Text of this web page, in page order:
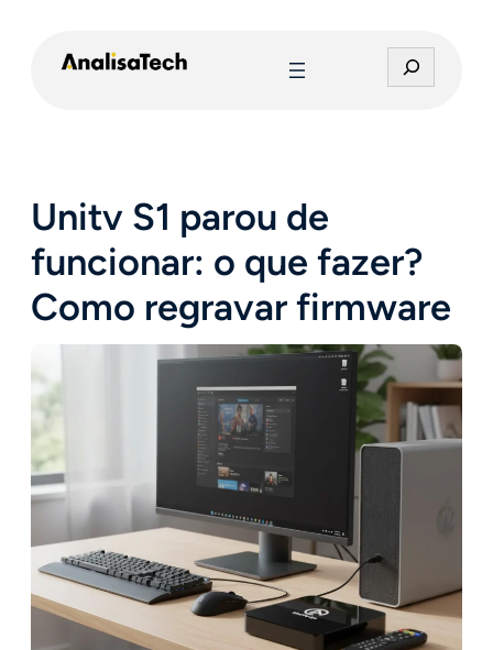
e
Unitv S1 parou de
funcionar: o que fazer?
Como regravar firmware